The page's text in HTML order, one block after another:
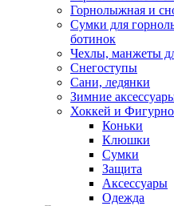
Горнолыжная и
Сумки для
ботинок
Чехлы, манжеты
Снегоступы
Сани, ледянки
Зимние
Хоккей и
Коньки
Клюшки
Сумки
Защита
Аксессуары
Одежда